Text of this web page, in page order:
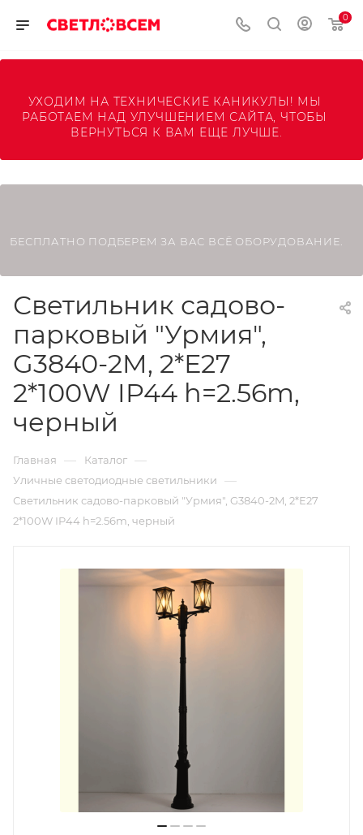
0
УХОДИМ НА ТЕХНИЧЕСКИЕ КАНИКУЛЫ! МЫ
РАБОТАЕМ НАД УЛУЧШЕНИЕМ САЙТА, ЧТОБЫ
ВЕРНУТЬСЯ К ВАМ ЕЩЕ ЛУЧШЕ.
БЕСПЛАТНО ПОДБЕРЕМ ЗА ВАС ВСЁ ОБОРУДОВАНИЕ.
Светильник садово-
парковый "Урмия",
G3840-2M, 2*Е27
2*100W IP44 h=2.56m,
черный
Главная — Каталог —
Уличные светодиодные светильники —
Светильник садово-парковый "Урмия", G3840-2M, 2*Е27
2*100W IP44 h=2.56m, черный